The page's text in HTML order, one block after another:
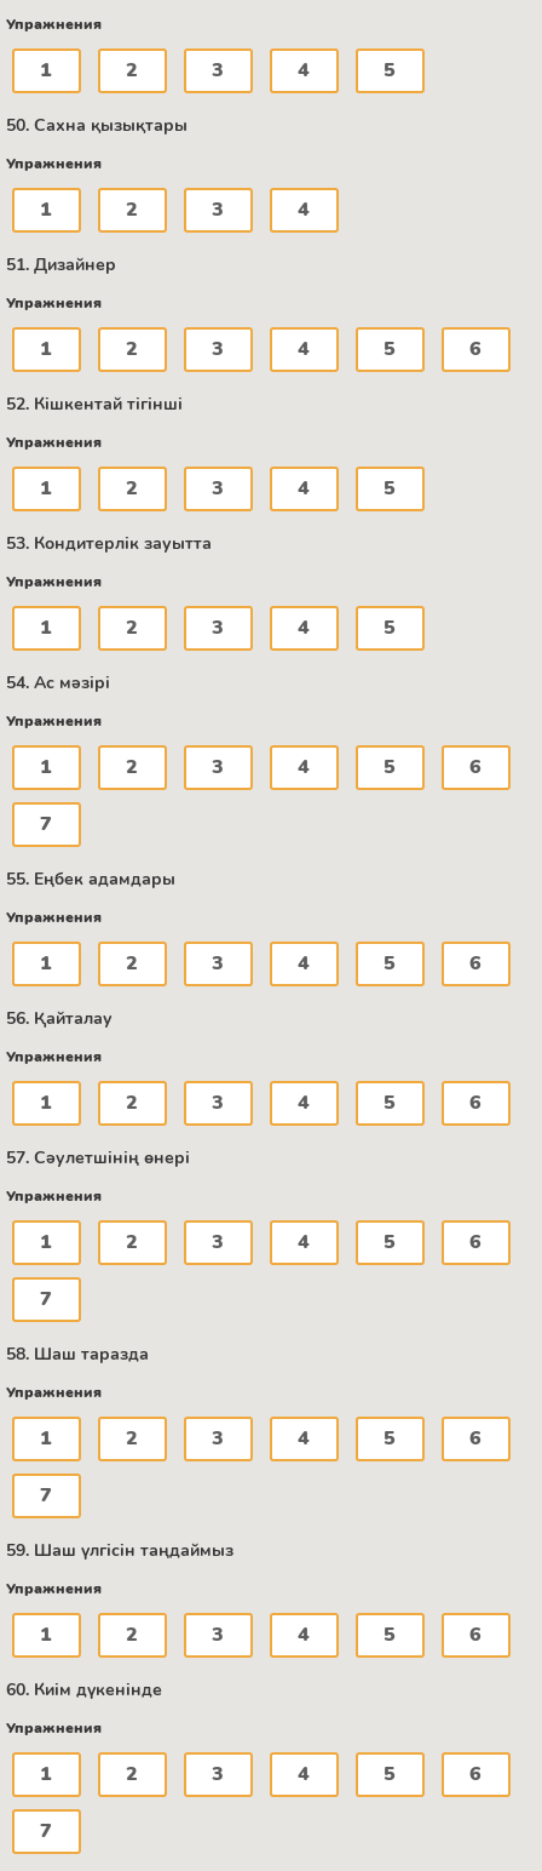
Упражнения
1 2 3 4 5
50. Сахна қызықтары
Упражнения
1 2 3 4
51. Дизайнер
Упражнения
1 2 3 4 5 6
52. Кішкентай тігінші
Упражнения
1 2 3 4 5
53. Кондитерлік зауытта
Упражнения
1 2 3 4 5
54. Ас мәзірі
Упражнения
1 2 3 4 5 6
7
55. Еңбек адамдары
Упражнения
1 2 3 4 5 6
56. Қайталау
Упражнения
1 2 3 4 5 6
57. Сәулетшінің өнері
Упражнения
1 2 3 4 5 6
7
58. Шаш таразда
Упражнения
1 2 3 4 5 6
7
59. Шаш үлгісін таңдаймыз
Упражнения
1 2 3 4 5 6
60. Киім дүкенінде
Упражнения
1 2 3 4 5 6
7